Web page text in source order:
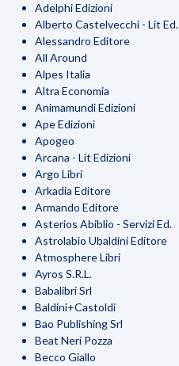
Adelphi Edizioni
Alberto Castelvecchi - Lit Ed.
Alessandro Editore
All Around
Alpes Italia
Altra Economia
Animamundi Edizioni
Ape Edizioni
Apogeo
Arcana - Lit Edizioni
Argo Libri
Arkadia Editore
Armando Editore
Asterios Abiblio - Servizi Ed.
Astrolabio Ubaldini Editore
Atmosphere Libri
Ayros S.R.L.
Babalibri Srl
Baldini+Castoldi
Bao Publishing Srl
Beat Neri Pozza
Becco Giallo